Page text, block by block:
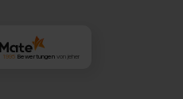
1995Bewertungen von jeher